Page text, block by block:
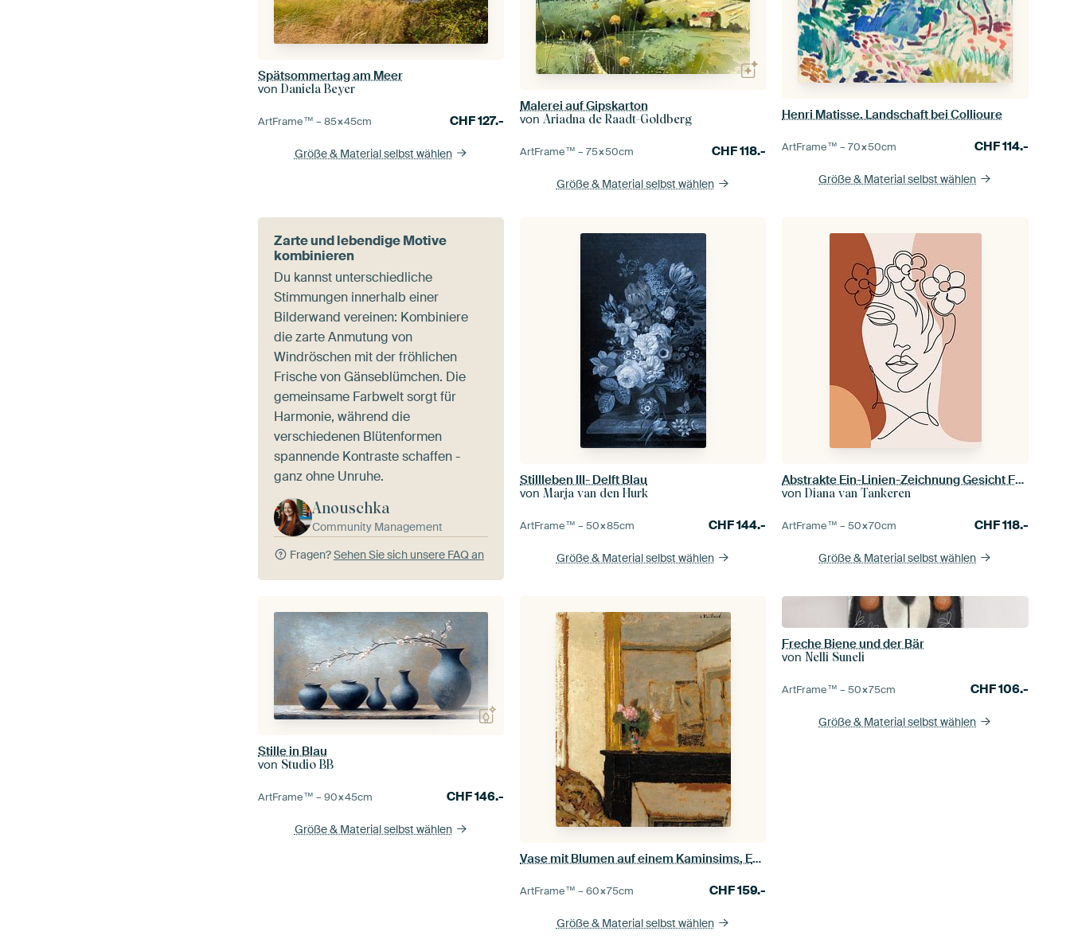
Spätsommertag am Meer
vonDaniela Beyer
ArtFrame™ –85×45cm CHF127.-
Größe & Material selbst wählen
Malerei auf Gipskarton
vonAriadna de Raadt-Goldberg
ArtFrame™ –75×50cm CHF118.-
Größe & Material selbst wählen
Henri Matisse. Landschaft bei Collioure
ArtFrame™ –70×50cm CHF114.-
Größe & Material selbst wählen
Zarte und lebendige Motive
kombinieren
Du kannst unterschiedliche
Stimmungen innerhalb einer
Bilderwand vereinen: Kombiniere
die zarte Anmutung von
Windröschen mit der fröhlichen
Frische von Gänseblümchen. Die
gemeinsame Farbwelt sorgt für
Harmonie, während die
verschiedenen Blütenformen
spannende Kontraste schaffen -
ganz ohne Unruhe.
Anouschka
Community Management
Fragen?Sehen Sie sich unsere FAQ an
Stillleben III- Delft Blau
vonMarja van den Hurk
ArtFrame™ –50×85cm CHF144.-
Größe & Material selbst wählen
Abstrakte Ein-Linien-Zeichnung Gesicht Frau mit Blumen
vonDiana van Tankeren
ArtFrame™ –50×70cm CHF118.-
Größe & Material selbst wählen
Stille in Blau
von Studio BB
ArtFrame™ –90×45cm CHF146.-
Größe & Material selbst wählen
Vase mit Blumen auf einem Kaminsims, Edouard Vuillard
ArtFrame™ –60×75cm CHF159.-
Größe & Material selbst wählen
Freche Biene und der Bär
von Nelli Suneli
ArtFrame™ –50×75cm CHF106.-
Größe & Material selbst wählen